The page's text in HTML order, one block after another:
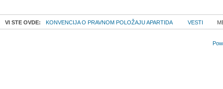
VI STE OVDE: KONVENCIJA O PRAVNOM POLOŽAJU APARTIDA VESTI